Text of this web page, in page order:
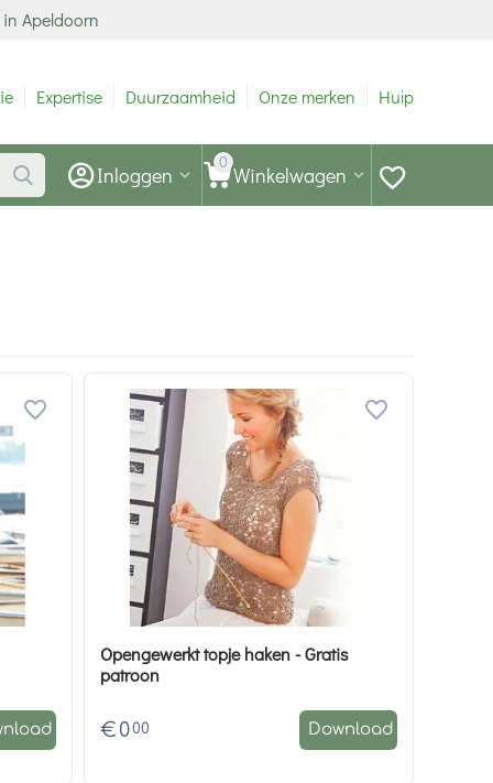
Apeldoorn
Expertise Duurzaamheid Onze merken Hulp
0 Winkelwagen
Inloggen
Opengewerkt topje haken - Gratis
patroon
€ 0 00 Download